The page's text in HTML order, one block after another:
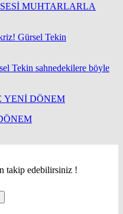
MUHTARLARLA
Tekin sahnedekilere böyle
takip edebilirsiniz !